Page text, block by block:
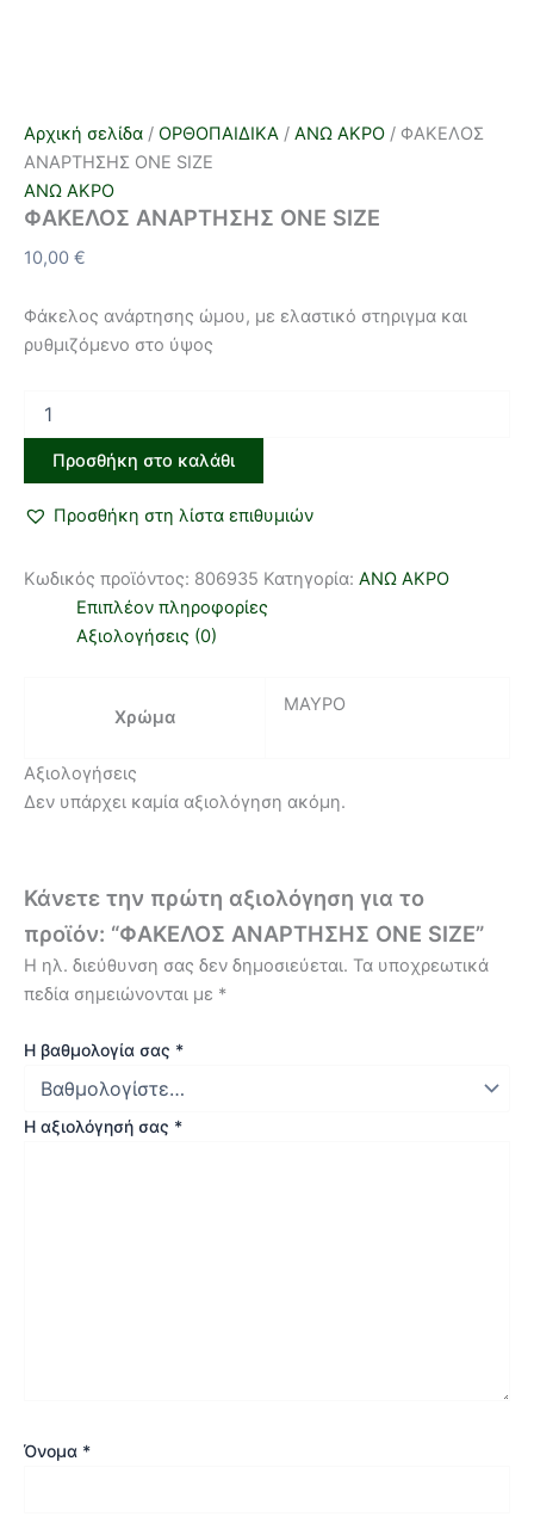
Αρχική σελίδα / ΟΡΘΟΠΑΙΔΙΚΑ / ΑΝΩ ΑΚΡΟ / ΦΑΚΕΛΟΣ
ΑΝΑΡΤΗΣΗΣ ONE SIZE
ΑΝΩ ΑΚΡΟ
ΦΑΚΕΛΟΣ ΑΝΑΡΤΗΣΗΣ ONE SIZE
10,00 €
Φάκελος ανάρτησης ώμου, με ελαστικό στηριγμα και
ρυθμιζόμενο στο ύψος
Προσθήκη στο καλάθι
Προσθήκη στη λίστα επιθυμιών
Κωδικός προϊόντος: 806935 Κατηγορία: ΑΝΩ ΑΚΡΟ
Επιπλέον πληροφορίες
Αξιολογήσεις (0)
Χρώμα
ΜΑΥΡΟ
Αξιολογήσεις
Δεν υπάρχει καμία αξιολόγηση ακόμη.
Κάνετε την πρώτη αξιολόγηση για το
προϊόν: “ΦΑΚΕΛΟΣ ΑΝΑΡΤΗΣΗΣ ONE SIZE”
Η ηλ. διεύθυνση σας δεν δημοσιεύεται. Τα υποχρεωτικά
πεδία σημειώνονται με *
Η βαθμολογία σας *
Η αξιολόγησή σας *
Όνομα *